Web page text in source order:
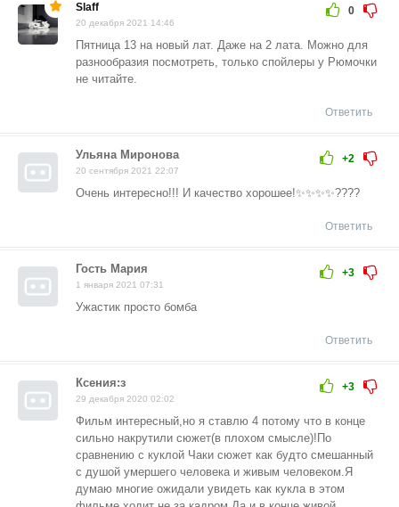
0
Slaff
20 декабря 2021 14:46
Пятница 13 на новый лат. Даже на 2 лата. Можно для
разнообразия посмотреть, только спойлеры у Рюмочки
не читайте.
Ответить
+2
Ульяна Миронова
20 сентября 2021 22:07
Очень интересно!!! И качество хорошее!✨✨✨✨????
Ответить
+3
Гость Мария
1 января 2021 07:31
Ужастик просто бомба
Ответить
+3
Ксения:з
29 декабря 2020 02:02
Фильм интересный,но я ставлю 4 потому что в конце
сильно накрутили сюжет(в плохом смысле)!По
сравнению с куклой Чаки сюжет как будто смешанный
с душой умершего человека и живым человеком.Я
думаю многие ожидали увидеть как кукла в этом